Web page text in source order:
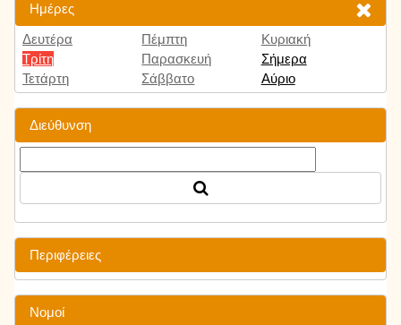
Ημέρες
Δευτέρα
Τρίτη
Τετάρτη
Πέμπτη
Παρασκευή
Σάββατο
Κυριακή
Σήμερα
Αύριο
Διεύθυνση
Περιφέρειες
Νομοί